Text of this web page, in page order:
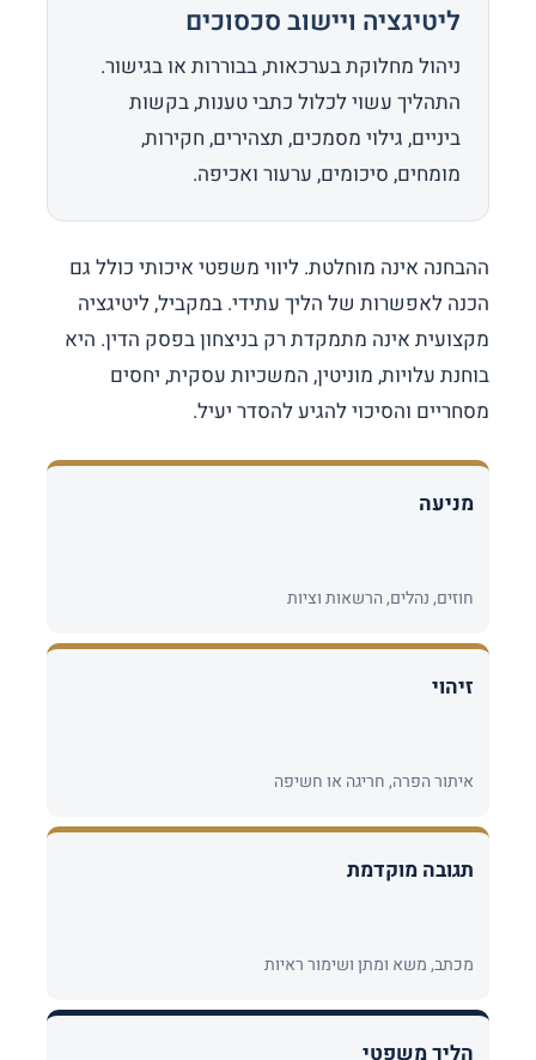
ליטיגציה ויישוב סכסוכים
ניהול מחלוקת בערכאות, בבוררות או בגישור.
התהליך עשוי לכלול כתבי טענות, בקשות
ביניים, גילוי מסמכים, תצהירים, חקירות,
מומחים, סיכומים, ערעור ואכיפה.
ההבחנה אינה מוחלטת. ליווי משפטי איכותי כולל גם
הכנה לאפשרות של הליך עתידי. במקביל, ליטיגציה
מקצועית אינה מתמקדת רק בניצחון בפסק הדין. היא
בוחנת עלויות, מוניטין, המשכיות עסקית, יחסים
מסחריים והסיכוי להגיע להסדר יעיל.
מניעה
חוזים, נהלים, הרשאות וציות
זיהוי
איתור הפרה, חריגה או חשיפה
תגובה מוקדמת
מכתב, משא ומתן ושימור ראיות
הליך משפטי